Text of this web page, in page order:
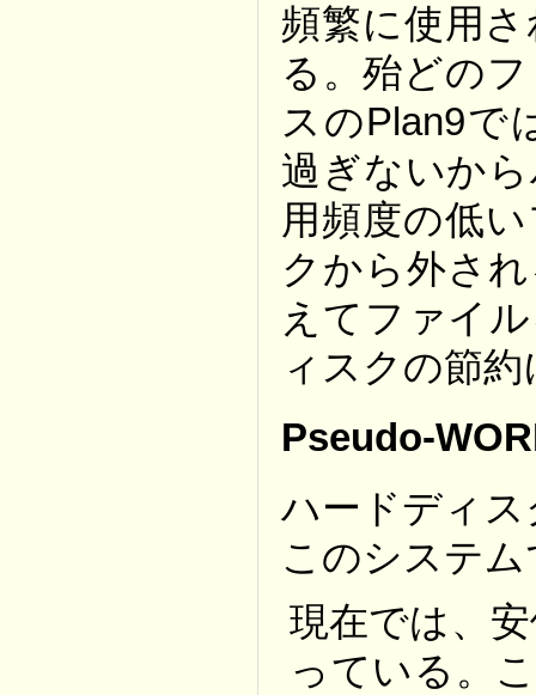
頻繁に使用
る。殆どの
スのPlan9で
過ぎないか
用頻度の低
クから外さ
えてファイ
ィスクの節
Pseudo-
ハードディ
このシステ
現在では、
っている。